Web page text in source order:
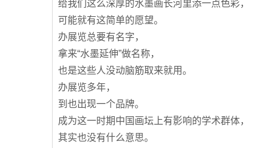
给我们这么深厚的水墨画长河里添一点色彩，
可能就有这简单的愿望。
办展览总要有名字，
拿来“水墨延伸”做名称，
也是这些人没动脑筋取来就用。
办展览多年，
到也出现一个品牌。
成为这一时期中国画坛上有影响的学术群体，
其实也没有什么意思。